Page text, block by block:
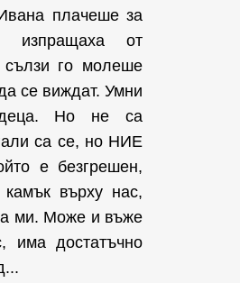
плачеше за
изпращаха от
го молеше
се виждат. Умни
деца. Но не са
са се, но НИЕ
е безгрешен,
върху нас,
ми. Може и въже
има достатъчно